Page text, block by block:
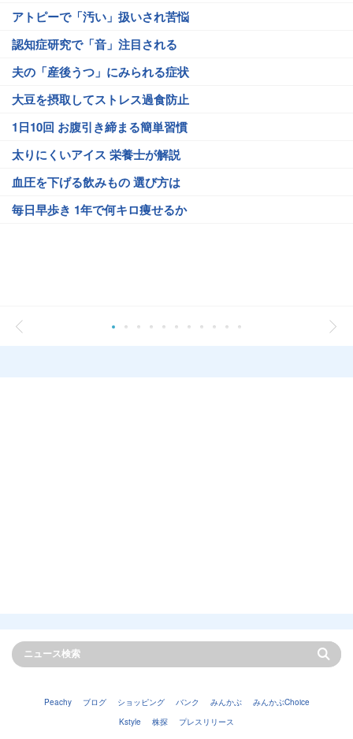
アトピーで「汚い」扱いされ苦悩
認知症研究で「音」注目される
夫の「産後うつ」にみられる症状
大豆を摂取してストレス過食防止
1日10回 お腹引き締まる簡単習慣
太りにくいアイス 栄養士が解説
血圧を下げる飲みもの 選び方は
毎日早歩き 1年で何キロ痩せるか
Peachy ブログ ショッピング バンク みんかぶ
みんかぶChoice
Kstyle
株探 プレスリリース